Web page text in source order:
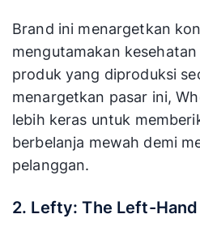
Brand ini menargetkan
mengutamakan
produk yang diproduksi
menargetkan pasar ini,
lebih keras untuk
berbelanja mewah demi
pelanggan.
2. Lefty: The Left-